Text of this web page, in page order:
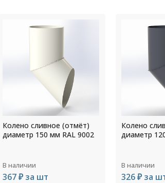
Колено сливное (отмёт)
диаметр 120 мм RAL 7024
В наличии
326 ₽ за шт
Колено
диаметр
В наличии
516 ₽ за